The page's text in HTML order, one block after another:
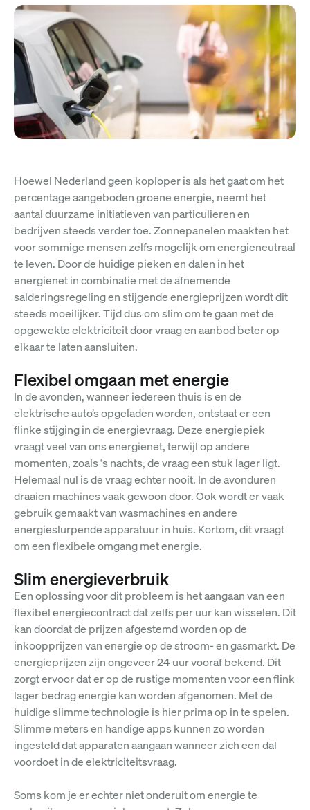
Hoewel Nederland geen koploper is als het gaat om het
percentage aangeboden groene energie, neemt het
aantal duurzame initiatieven van particulieren en
bedrijven steeds verder toe. Zonnepanelen maakten het
voor sommige mensen zelfs mogelijk om energieneutraal
te leven. Door de huidige pieken en dalen in het
energienet in combinatie met de afnemende
salderingsregeling en stijgende energieprijzen wordt dit
steeds moeilijker. Tijd dus om slim om te gaan met de
opgewekte elektriciteit door vraag en aanbod beter op
elkaar te laten aansluiten.
Flexibel omgaan met energie
In de avonden, wanneer iedereen thuis is en de
elektrische auto’s opgeladen worden, ontstaat er een
flinke stijging in de energievraag. Deze energiepiek
vraagt veel van ons energienet, terwijl op andere
momenten, zoals ‘s nachts, de vraag een stuk lager ligt.
Helemaal nul is de vraag echter nooit. In de avonduren
draaien machines vaak gewoon door. Ook wordt er vaak
gebruik gemaakt van wasmachines en andere
energieslurpende apparatuur in huis. Kortom, dit vraagt
om een flexibele omgang met energie.
Slim energieverbruik
Een oplossing voor dit probleem is het aangaan van een
flexibel energiecontract dat zelfs per uur kan wisselen. Dit
kan doordat de prijzen afgestemd worden op de
inkoopprijzen van energie op de stroom- en gasmarkt. De
energieprijzen zijn ongeveer 24 uur vooraf bekend. Dit
zorgt ervoor dat er op de rustige momenten voor een flink
lager bedrag energie kan worden afgenomen. Met de
huidige slimme technologie is hier prima op in te spelen.
Slimme meters en handige apps kunnen zo worden
ingesteld dat apparaten aangaan wanneer zich een dal
voordoet in de elektriciteitsvraag.
Soms kom je er echter niet onderuit om energie te